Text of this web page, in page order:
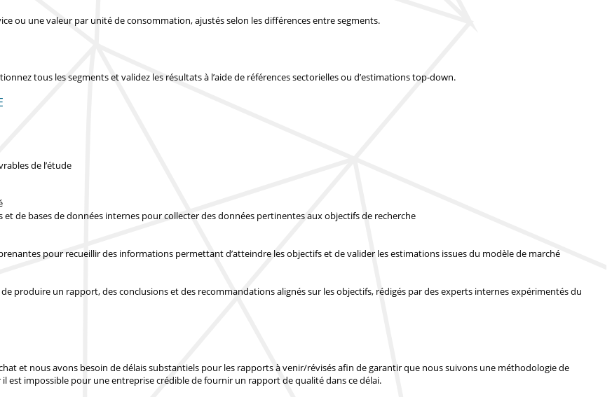
ou une valeur par unité de consommation, ajustés selon les différences entre segments.
tous les segments et validez les résultats à l’aide de références sectorielles ou d’estimations top-down.
de l’étude
de bases de données internes pour collecter des données pertinentes aux objectifs de recherche
pour recueillir des informations permettant d’atteindre les objectifs et de valider les estimations issues du modèle de marché
produire un rapport, des conclusions et des recommandations alignés sur les objectifs, rédigés par des experts internes expérimentés du
et nous avons besoin de délais substantiels pour les rapports à venir/révisés afin de garantir que nous suivons une méthodologie de
il est impossible pour une entreprise crédible de fournir un rapport de qualité dans ce délai.